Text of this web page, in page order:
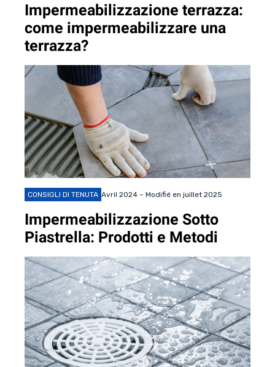
Impermeabilizzazione terrazza:
come impermeabilizzare una
terrazza?
CONSIGLI DI TENUTA Avril 2024 – Modifié en juillet 2025
Impermeabilizzazione Sotto
Piastrella: Prodotti e Metodi